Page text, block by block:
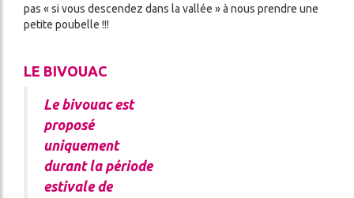
pas « si vous descendez dans la vallée » à nous prendre une
petite poubelle !!!
LE BIVOUAC
Le bivouac est
proposé
uniquement
durant la période
estivale de